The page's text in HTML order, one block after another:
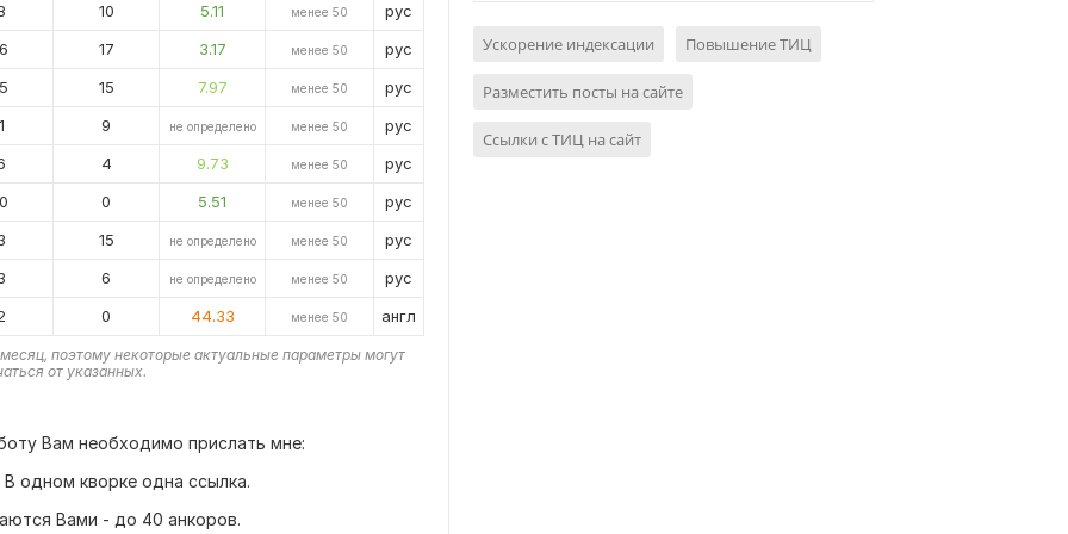
10 5.11 менее 50
рус
17 3.17 менее 50
рус
15 7.97 менее 50
рус
9 не определено менее 50
рус
4 9.73 менее 50
рус
0 5.51 менее 50
рус
15 не определено менее 50
рус
6 не определено менее 50
рус
0 44.33 менее 50 англ
поэтому некоторые актуальные параметры могут
от указанных.
Вам необходимо прислать мне:
В одном кворке одна ссылка.
Вами - до 40 анкоров.
Ускорение индексации Повышение ТИЦ
Разместить посты на сайте
Ссылки с ТИЦ на сайт